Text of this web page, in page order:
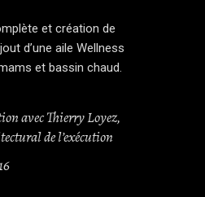
et création de
d’une aile Wellness
et bassin chaud.
avec Thierry Loyez,
de l’exécution